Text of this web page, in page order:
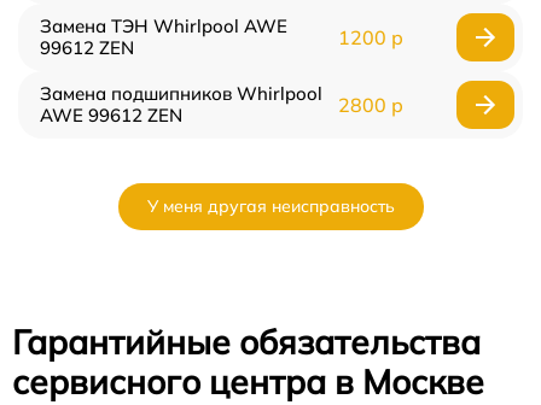
Замена ТЭН Whirlpool AWE
99612 ZEN
1200 р
Замена подшипников Whirlpool
AWE 99612 ZEN
2800 р
У меня другая неисправность
Гарантийные обязательства
сервисного центра в Москве